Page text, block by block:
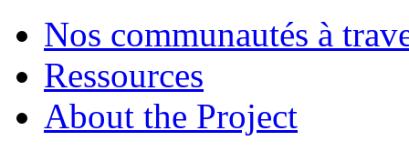
Nos communautés à
Ressources
About the Project